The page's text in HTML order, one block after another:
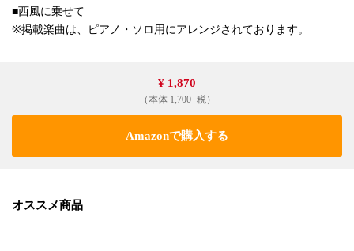
■西風に乗せて
※掲載楽曲は、ピアノ・ソロ用にアレンジされております。
¥ 1,870
（本体 1,700+税）
Amazonで購入する
オススメ商品